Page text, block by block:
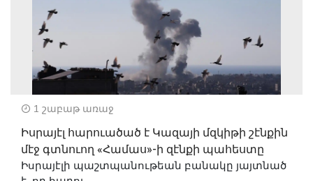
1 շաբաթ առաջ
Իսրայէլ հարուածած է Կազայի մզկիթի շէնքին
մէջ գտնուող «Համաս»-ի զէնքի պահեստը
Իսրայէլի պաշտպանութեան բանակը յայտնած